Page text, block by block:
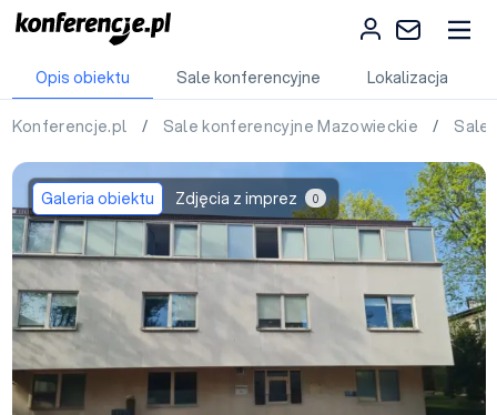
Opis obiektu Sale konferencyjne Lokalizacja
Konferencje.pl / Sale konferencyjne Mazowieckie / Sale
Galeria obiektu Zdjęcia z imprez 0